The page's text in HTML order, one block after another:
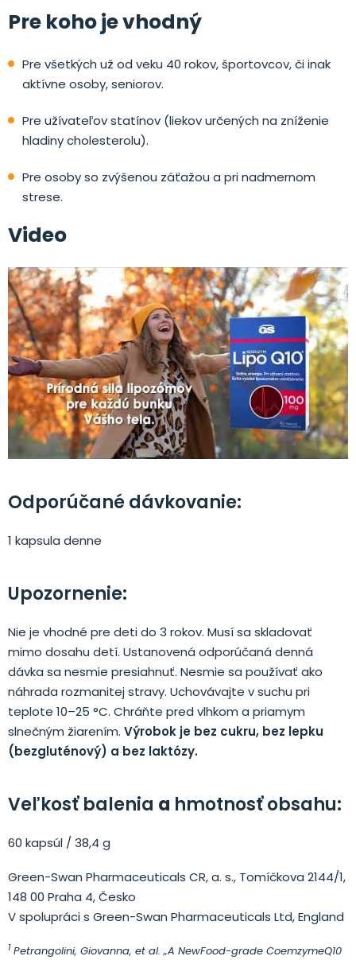
Pre koho je vhodný
Pre všetkých už od veku 40 rokov, športovcov, či inak
aktívne osoby, seniorov.
Pre užívateľov statínov (liekov určených na zníženie
hladiny cholesterolu).
Pre osoby so zvýšenou záťažou a pri nadmernom
strese.
Video
Odporúčané dávkovanie:
1 kapsula denne
Upozornenie:
Nie je vhodné pre deti do 3 rokov. Musí sa skladovať
mimo dosahu detí. Ustanovená odporúčaná denná
dávka sa nesmie presiahnuť. Nesmie sa používať ako
náhrada rozmanitej stravy. Uchovávajte v suchu pri
teplote 10–25 °C. Chráňte pred vlhkom a priamym
slnečným žiarením. Výrobok je bez cukru, bez lepku
(bezgluténový) a bez laktózy.
Veľkosť balenia a hmotnosť obsahu:
60 kapsúl / 38,4 g
Green-Swan Pharmaceuticals CR, a. s., Tomíčkova 2144/1,
148 00 Praha 4, Česko
V spolupráci s Green-Swan Pharmaceuticals Ltd, England
1 Petrangolini, Giovanna, et al. „A NewFood-grade CoemzymeQ10